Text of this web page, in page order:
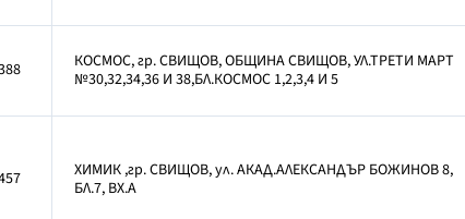
КОСМОС, гр. СВИЩОВ, ОБЩИНА СВИЩОВ, УЛ.ТРЕТИ МАРТ
№30,32,34,36 И 38,БЛ.КОСМОС 1,2,3,4 И 5
ХИМИК ,гр. СВИЩОВ, ул. АКАД.АЛЕКСАНДЪР БОЖИНОВ 8,
БЛ.7, ВХ.А